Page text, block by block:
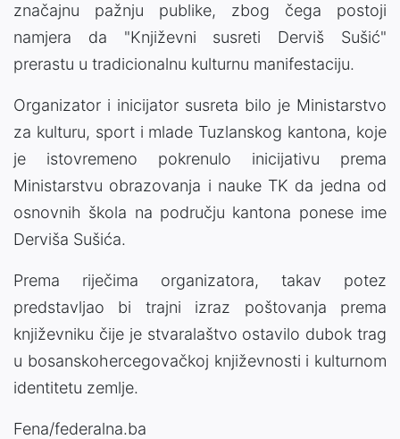
značajnu pažnju publike, zbog čega postoji
namjera da "Književni susreti Derviš Sušić"
prerastu u tradicionalnu kulturnu manifestaciju.
Organizator i inicijator susreta bilo je Ministarstvo
za kulturu, sport i mlade Tuzlanskog kantona, koje
je istovremeno pokrenulo inicijativu prema
Ministarstvu obrazovanja i nauke TK da jedna od
osnovnih škola na području kantona ponese ime
Derviša Sušića.
Prema riječima organizatora, takav potez
predstavljao bi trajni izraz poštovanja prema
književniku čije je stvaralaštvo ostavilo dubok trag
u bosanskohercegovačkoj književnosti i kulturnom
identitetu zemlje.
Fena/federalna.ba